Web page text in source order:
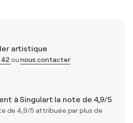
artistique
42ounous contacter
à Singulart la note de 4,9/5
de 4,9/5 attribuée par plus de